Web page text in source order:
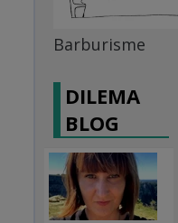
Barburisme
DILEMA
BLOG